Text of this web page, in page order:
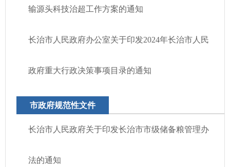
输源头科技治超工作方案的通知
长治市人民政府办公室关于印发2024年长治市人民
政府重大行政决策事项目录的通知
市政府规范性文件
长治市人民政府关于印发长治市市级储备粮管理办
法的通知